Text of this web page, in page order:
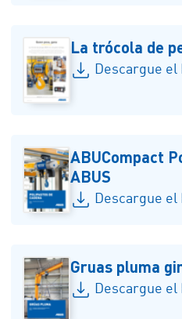
La trócola de
Descargue el
ABUCompact
ABUS
Descargue el
Gruas pluma
Descargue el